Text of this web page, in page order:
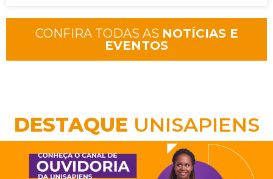
CONFIRA TODAS AS NOTÍCIAS E
EVENTOS
DESTAQUE UNISAPIENS